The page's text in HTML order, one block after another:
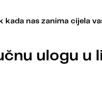
nas zanima cijela
ulogu u